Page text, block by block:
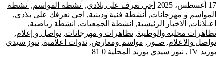
17 أغسطس، 2025 أجي نعرف على بلادي, أنشطة المواسم, أنشطة
المواسم و مهرجانات, أنشطة فنية ودينية, اجي نعرفك على بلادي,
اعـلانات, الاخبار الرئيسية, انشطة الجمعيات, انشطة رياضية,
تظاهرات محليه والوطنية, تظاهرات و مهرجانات, تواصل و إعلام,
تواصل والاعلام, صـور , مواسم ومعارض, ندوات اعلامية, نيوز سيدي
بوزيد TV
, نيوز سيدي بوزيد المحلية 0
81